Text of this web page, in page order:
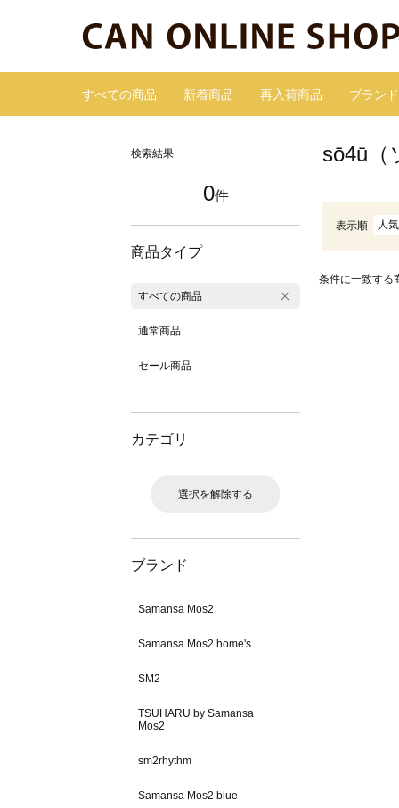
すべての商品 新着商品 再入荷商品 ブランド
検索結果
0件
商品タイプ
すべての商品
通常商品
セール商品
カテゴリ
選択を解除する
ブランド
Samansa Mos2
Samansa Mos2 home's
SM2
TSUHARU by Samansa
Mos2
sm2rhythm
Samansa Mos2 blue
sō4ū（
表示順 人
条件に一致する